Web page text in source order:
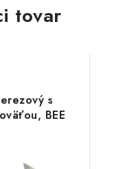
tovar
s
BEE